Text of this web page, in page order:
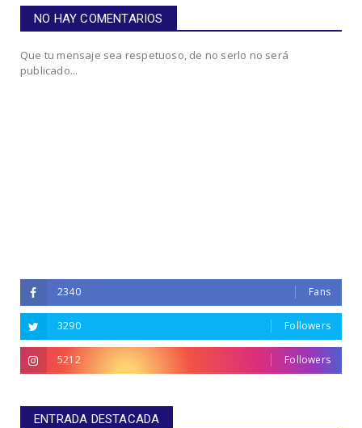
NO HAY COMENTARIOS
Que tu mensaje sea respetuoso, de no serlo no será
publicado...
2340 Fans
3290 Followers
5212 Followers
ENTRADA DESTACADA